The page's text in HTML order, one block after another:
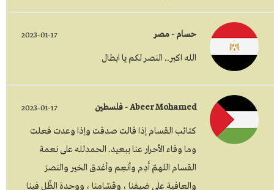
حسام - مصر 2023-01-17
الله اكبر.. النصر لكم يا ابطال
Abeer Mohamed - فلسطين 2023-01-17
كتائب القسام إذا قالت صدقت وإذا وعدت فعلت
وما وفاء الأحرار عنا ببعيد. الحمدلله على نعمة
القسام اللهمّ أَدِم وأنعِم وأغدق الخير والنصرَ
والعافية على ضيفنا ، وقسّامنا ، ووحدة الظّل فينا